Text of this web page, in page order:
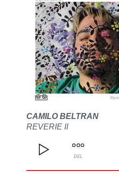
CAMILO BELTRAN
REVERIE II
DEL